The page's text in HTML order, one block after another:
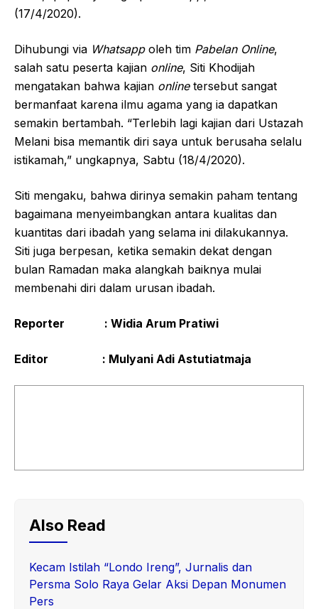
(17/4/2020).
Dihubungi via Whatsappoleh tim Pabelan Online,
salah satu peserta kajian online, Siti Khodijah
mengatakan bahwa kajian onlinetersebut sangat
bermanfaat karena ilmu agama yang ia dapatkan
semakin bertambah. “Terlebih lagi kajian dari Ustazah
Melani bisa memantik diri saya untuk berusaha selalu
istikamah,” ungkapnya, Sabtu (18/4/2020).
Siti mengaku, bahwa dirinya semakin paham tentang
bagaimana menyeimbangkan antara kualitas dan
kuantitas dari ibadah yang selama ini dilakukannya.
Siti juga berpesan, ketika semakin dekat dengan
bulan Ramadan maka alangkah baiknya mulai
membenahi diri dalam urusan ibadah.
Reporter : Widia Arum Pratiwi
Editor : Mulyani Adi Astutiatmaja
Also Read
Kecam Istilah “Londo Ireng”, Jurnalis dan
Persma Solo Raya Gelar Aksi Depan Monumen
Pers